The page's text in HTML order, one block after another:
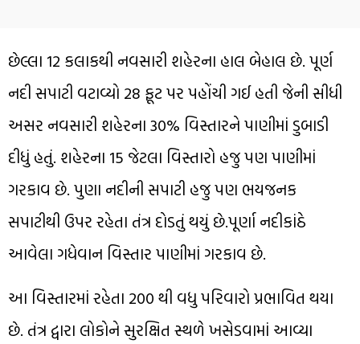
છેલ્લા 12 કલાકથી નવસારી શહેરના હાલ બેહાલ છે. પૂર્ણ
નદી સપાટી વટાવ્યો 28 ફૂટ પર પહોંચી ગઈ હતી જેની સીધી
અસર નવસારી શહેરના 30% વિસ્તારને પાણીમાં ડુબાડી
દીધું હતું. શહેરના 15 જેટલા વિસ્તારો હજુ પણ પાણીમાં
ગરકાવ છે. પુણા નદીની સપાટી હજુ પણ ભયજનક
સપાટીથી ઉપર રહેતા તંત્ર દોડતું થયું છે.પૂર્ણા નદીકાંઠે
આવેલા ગધેવાન વિસ્તાર પાણીમાં ગરકાવ છે.
આ વિસ્તારમાં રહેતા 200 થી વધુ પરિવારો પ્રભાવિત થયા
છે. તંત્ર દ્વારા લોકોને સુરક્ષિત સ્થળે ખસેડવામાં આવ્યા